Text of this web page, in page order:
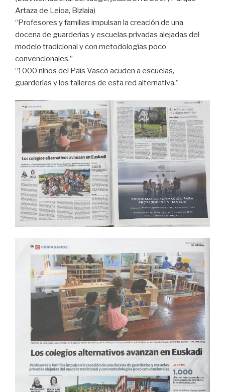
Artaza de Leioa, Bizlaia)
“Profesores y familias impulsan la creación de una
docena de guarderías y escuelas privadas alejadas del
modelo tradicional y con metodologías poco
convencionales.”
“1000 niños del País Vasco acuden a escuelas,
guarderías y los talleres de esta red alternativa.”